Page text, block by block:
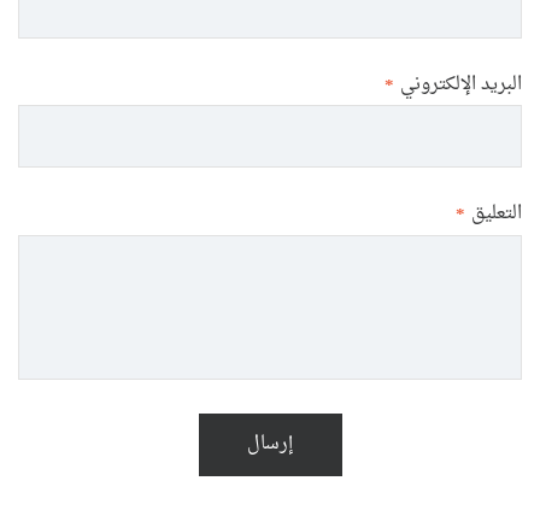
البريد الإلكتروني *
التعليق *
إرسال